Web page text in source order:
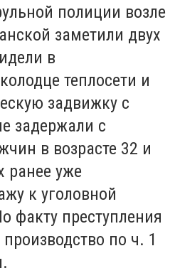
полиции возле
заметили двух
в
теплосети и
задвижку с
задержали с
в возрасте 32 и
ранее уже
к уголовной
факту преступления
по ч. 1